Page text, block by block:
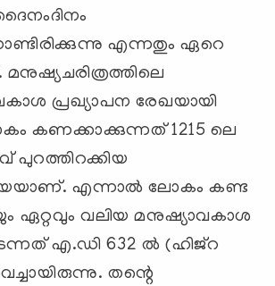
എന്നതും ഏറെ
പ്രഖ്യാപന രേഖയായി
കണക്കാക്കുന്നത് 1215 ലെ
പുറത്തിറക്കിയ
എന്നാല്‍ ലോകം കണ്ട
ഏറ്റവും വലിയ മനുഷ്യാവകാശ
എ.ഡി 632 ല്‍ (ഹിജ്റ
തന്റെ